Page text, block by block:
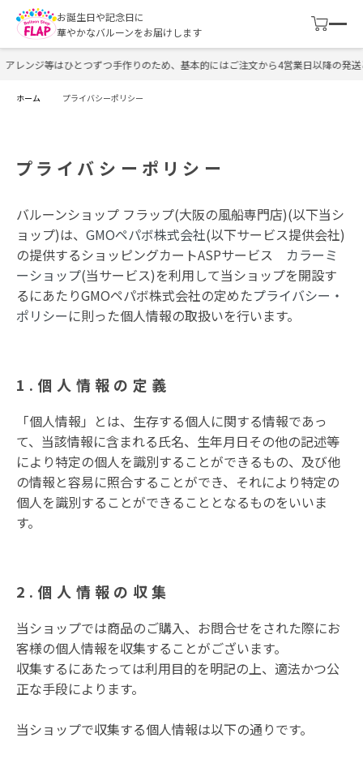
お誕生日や記念日に
華やかなバルーンをお届けします
レンジ等はひとつずつ手作りのため、基本的にはご注文から4営業日以降の発送
ホーム プライバシーポリシー
プライバシーポリシー
バルーンショップ フラップ(大阪の風船専門店)(以下当シ
ョップ)は、 GMOペパボ株式会社(以下サービス提供会社)
の提供するショッピングカートASPサービス カラーミ
ーショップ(当サービス)を利用して当ショップを開設す
るにあたりGMOペパボ株式会社の定めたプライバシー・
ポリシーに則った個人情報の取扱いを行います。
1.個人情報の定義
「個人情報」とは、生存する個人に関する情報であっ
て、当該情報に含まれる氏名、生年月日その他の記述等
により特定の個人を識別することができるもの、及び他
の情報と容易に照合することができ、それにより特定の
個人を識別することができることとなるものをいいま
す。
2.個人情報の収集
当ショップでは商品のご購入、お問合せをされた際にお
客様の個人情報を収集することがございます。
収集するにあたっては利用目的を明記の上、適法かつ公
正な手段によります。
当ショップで収集する個人情報は以下の通りです。